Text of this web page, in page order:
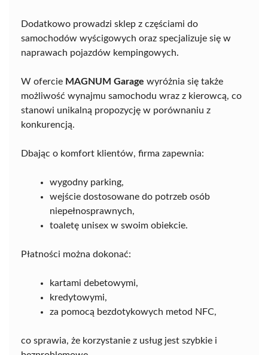
Dodatkowo prowadzi sklep z częściami do
samochodów wyścigowych oraz specjalizuje się w
naprawach pojazdów kempingowych.
W ofercie MAGNUM Garage wyróżnia się także
możliwość wynajmu samochodu wraz z kierowcą, co
stanowi unikalną propozycję w porównaniu z
konkurencją.
Dbając o komfort klientów, firma zapewnia:
wygodny parking,
wejście dostosowane do potrzeb osób
niepełnosprawnych,
toaletę unisex w swoim obiekcie.
Płatności można dokonać:
kartami debetowymi,
kredytowymi,
za pomocą bezdotykowych metod NFC,
co sprawia, że korzystanie z usług jest szybkie i